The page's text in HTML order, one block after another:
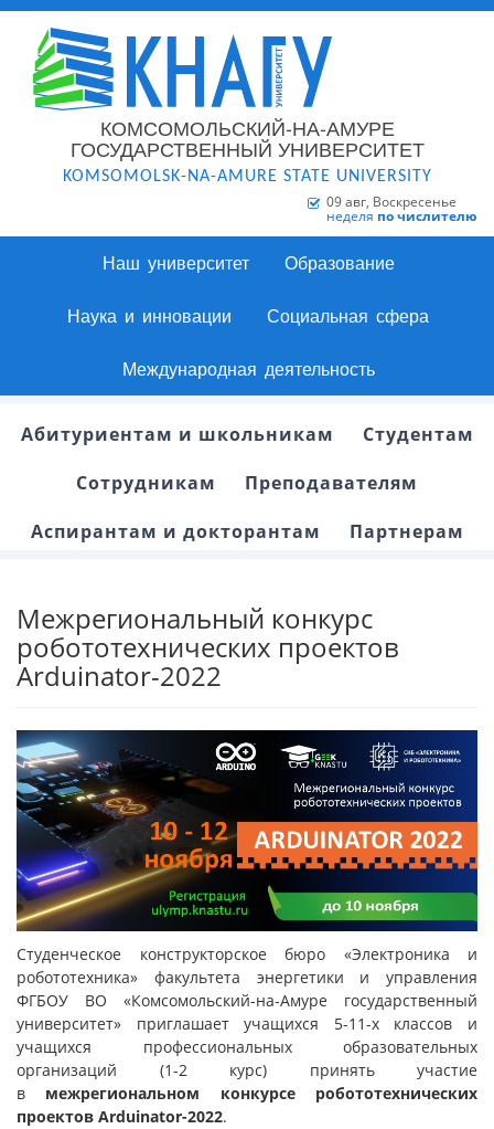
КОМСОМОЛЬСКИЙ-НА-АМУРЕ
ГОСУДАРСТВЕННЫЙ УНИВЕРСИТЕТ
KOMSOMOLSK-NA-AMURE STATE UNIVERSITY
09 авг, Воскресенье
неделя по числителю
Наш университет Образование
Наука и инновации Социальная сфера
Международная деятельность
Абитуриентам и школьникам
Студентам
Сотрудникам
Преподавателям
Аспирантам и докторантам
Партнерам
Межрегиональный конкурс
робототехнических проектов
Arduinator-2022
Студенческое конструкторское бюро «Электроника и
робототехника» факультета энергетики и управления
ФГБОУ ВО «Комсомольский-на-Амуре государственный
университет» приглашает учащихся 5-11-х классов и
учащихся профессиональных образовательных
организаций (1-2 курс)
принять участие
в межрегиональном конкурсе робототехнических
проектов Arduinator-2022.